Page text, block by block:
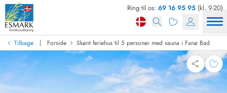
Ring til os: 69 16 95 95 (kl. 9-20)
Tilbage | Forside Skønt feriehus til 5 personer med sauna i Fanø Bad